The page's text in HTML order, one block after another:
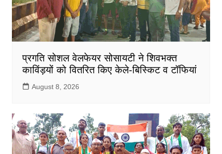
प्रगति सोशल वेलफेयर सोसायटी ने शिवभक्त
काविंड़यों को वितरित किए केले-बिस्किट व टॉफियां
August 8, 2026